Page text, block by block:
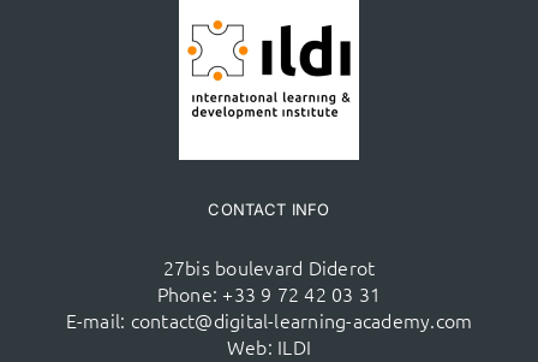
CONTACT INFO
27bis boulevard Diderot
Phone: +33 9 72 42 03 31
E-mail: contact@digital-learning-academy.com
Web: ILDI